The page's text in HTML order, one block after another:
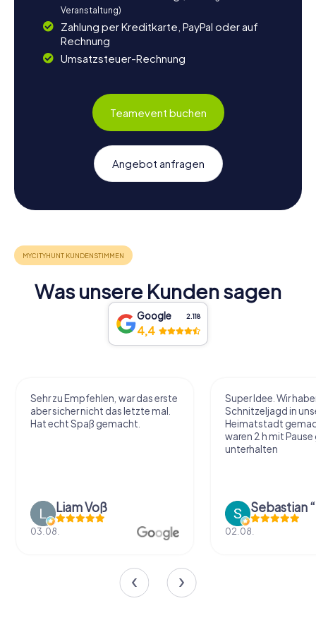
Veranstaltung)
Zahlung per Kreditkarte, PayPal oder auf
Rechnung
Umsatzsteuer-Rechnung
Teamevent buchen
Angebot anfragen
Was unsere Kunden sagen
Google 2.118
4,4
Sehr zu Empfehlen, war das erste
aber sicher nicht das letzte mal.
Hat echt Spaß gemacht.
Liam Voß
03.08.
Super Idee. Wir
Schnitzeljagd in
Heimatstadt
waren 2 h mit
unterhalten
02.08.